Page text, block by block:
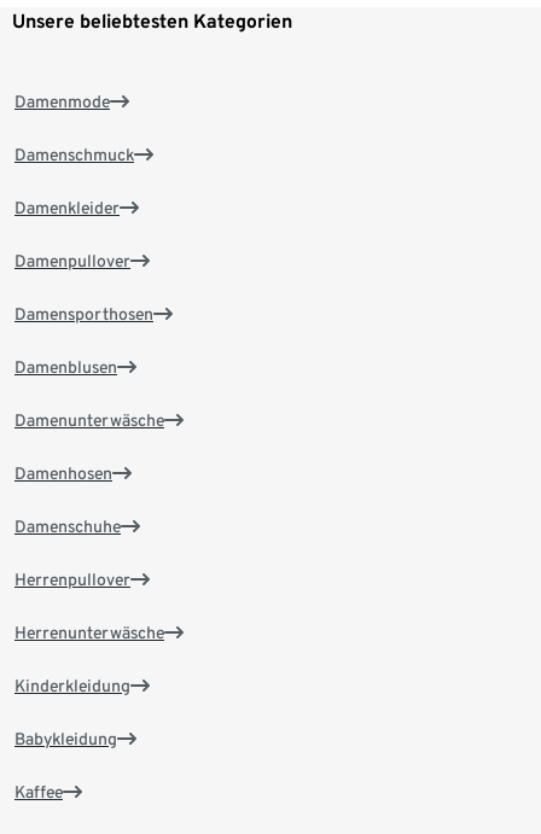
Unsere beliebtesten Kategorien
Damenmode
Damenschmuck
Damenkleider
Damenpullover
Damensporthosen
Damenblusen
Damenunterwäsche
Damenhosen
Damenschuhe
Herrenpullover
Herrenunterwäsche
Kinderkleidung
Babykleidung
Kaffee